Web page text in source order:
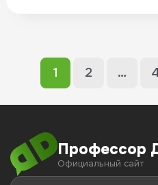
1 2 …
Профессор
Официальный сайт